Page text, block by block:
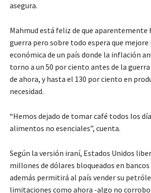
asegura.
Mahmud está feliz de que aparentemente
guerra pero sobre todo espera que
económica de un país donde la inflación
torno a un 50 por ciento antes de la
de ahora, y hasta el 130 por ciento en
necesidad.
“Hemos dejado de tomar café todos los
alimentos no esenciales”, cuenta.
Según la versión iraní, Estados Unidos
millones de dólares bloqueados en
además permitirá al país vender su
limitaciones como ahora -algo no